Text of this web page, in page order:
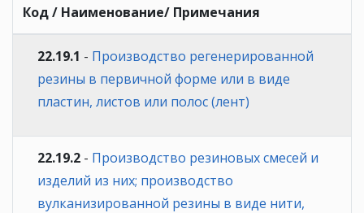
Код / Наименование/ Примечания
22.19.1 - Производство регенерированной
резины в первичной форме или в виде
пластин, листов или полос (лент)
22.19.2 - Производство резиновых смесей и
изделий из них; производство
вулканизированной резины в виде нити,